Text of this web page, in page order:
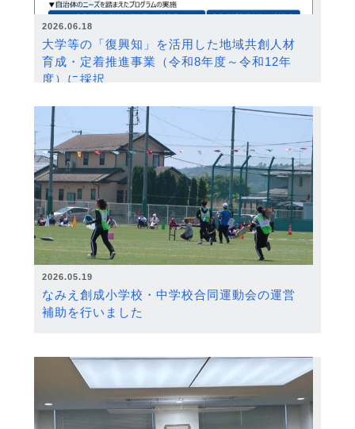
2026.06.18
大学等の「復興知」を活用した地域共創人材
育成・定着推進事業（令和8年度～令和12年
度）に採択
2026.05.19
なみえ創成小学校・中学校合同運動会の運営
補助を行いました